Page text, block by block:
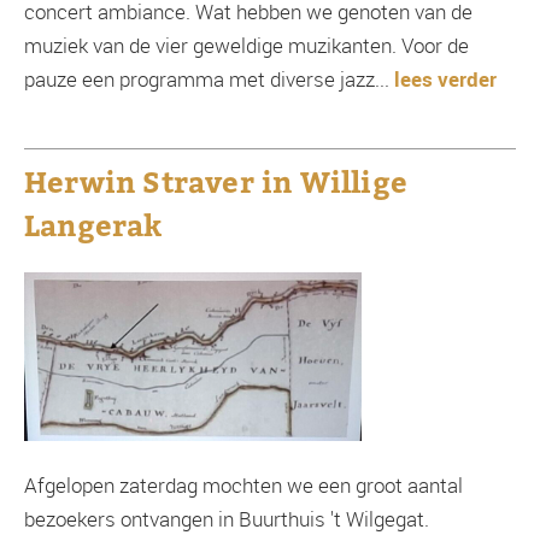
concert ambiance. Wat hebben we genoten van de
muziek van de vier geweldige muzikanten. Voor de
pauze een programma met diverse jazz... lees verder
Herwin Straver in Willige
Langerak
Afgelopen zaterdag mochten we een groot aantal
bezoekers ontvangen in Buurthuis 't Wilgegat.